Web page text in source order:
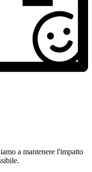
a mantenere l'impatto